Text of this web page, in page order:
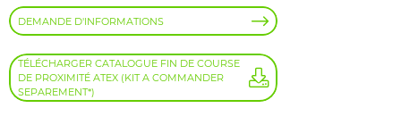
DEMANDE D'INFORMATIONS
TÉLÉCHARGER CATALOGUE FIN DE COURSE
DE PROXIMITÉ ATEX (KIT A COMMANDER
SEPAREMENT*)